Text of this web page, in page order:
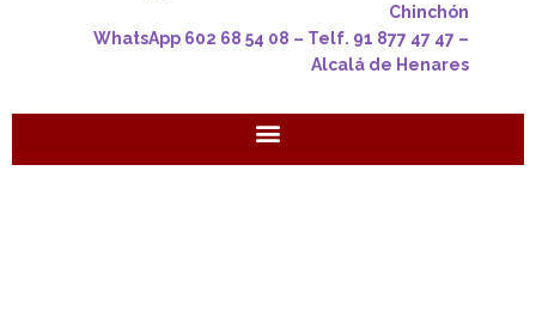
Chinchón
WhatsApp 602 68 54 08 – Telf. 91 877 47 47 –
Alcalá de Henares